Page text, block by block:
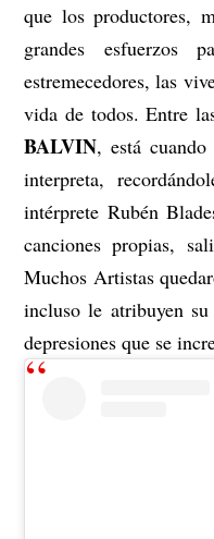
que los productores,
grandes esfuerzos
estremecedores, las
vida de todos. Entre
BALVIN, está
interpreta,
intérprete Rubén
canciones propias,
Muchos Artistas
incluso le atribuyen
depresiones que se